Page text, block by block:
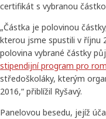
certifikát s vybranou
„Částka je polovinou
kterou jsme spustili v říjnu
polovina vybrané částky
stipendijní program pro
středoškoláky, kterým
2016,“ přiblížil Ryšavý.
Panelovou besedu, jejíž